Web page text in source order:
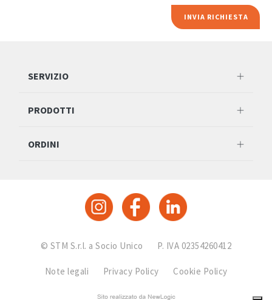
INVIA RICHIESTA
SERVIZIO
PRODOTTI
ORDINI
© STM S.r.l. a Socio Unico P. IVA 02354260412
Note legali Privacy Policy Cookie Policy